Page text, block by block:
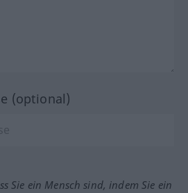
(optional)
Sie ein Mensch sind, indem Sie ein